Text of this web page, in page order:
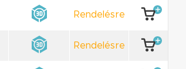
Rendelésre
Rendelésre